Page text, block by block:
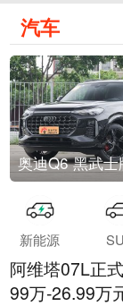
汽车
奥迪Q6 黑武士
新能源
阿维塔07L正
99万-26.99万